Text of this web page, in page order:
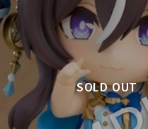
SOLD OUT